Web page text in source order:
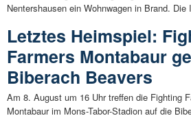
Nentershausen ein Wohnwagen in Brand. Die
Letztes Heimspiel:
Farmers Montabaur
Biberach Beavers
Am 8. August um 16 Uhr treffen die Fighting
Montabaur im Mons-Tabor-Stadion auf die